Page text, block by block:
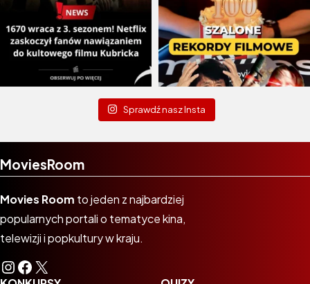
Sprawdź nasz Insta
MoviesRoom
Movies Room to jeden z najbardziej
popularnych portali o tematyce kina,
telewizji i popkultury w kraju.
Instagram
Facebook
X